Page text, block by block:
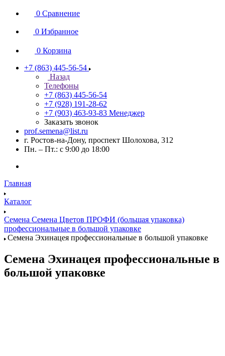
0 Сравнение
0 Избранное
0 Корзина
+7 (863) 445-56-54
Назад
Телефоны
+7 (863) 445-56-54
+7 (928) 191-28-62
+7 (903) 463-93-83 Менеджер
Заказать звонок
prof.semena@list.ru
г. Ростов-на-Дону, проспект Шолохова, 312
Пн. – Пт.: с 9:00 до 18:00
Главная
Каталог
Семена Семена Цветов ПРОФИ (большая упаковка)
профессиональные в большой упаковке
Семена Эхинацея профессиональные в большой упаковке
Семена Эхинацея профессиональные в
большой упаковке